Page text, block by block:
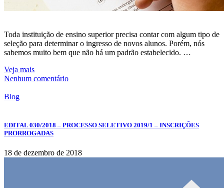
Toda instituição de ensino superior precisa contar com algum tipo de
seleção para determinar o ingresso de novos alunos. Porém, nós
sabemos muito bem que não há um padrão estabelecido. …
Veja mais
Nenhum comentário
Blog
EDITAL 030/2018 – PROCESSO SELETIVO 2019/1 – INSCRIÇÕES
PRORROGADAS
18 de dezembro de 2018